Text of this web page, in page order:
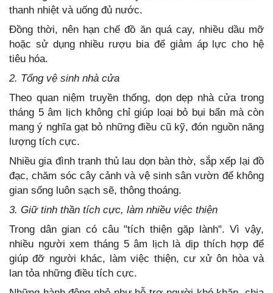
thanh nhiệt và uống đủ nước.
Đồng thời, nên hạn chế đồ ăn quá cay, nhiều dầu mỡ
hoặc sử dụng nhiều rượu bia để giảm áp lực cho hệ
tiêu hóa.
2. Tổng vệ sinh nhà cửa
Theo quan niệm truyền thống, dọn dẹp nhà cửa trong
tháng 5 âm lịch không chỉ giúp loại bỏ bụi bẩn mà còn
mang ý nghĩa gạt bỏ những điều cũ kỹ, đón nguồn năng
lượng tích cực.
Nhiều gia đình tranh thủ lau dọn bàn thờ, sắp xếp lại đồ
đạc, chăm sóc cây cảnh và vệ sinh sân vườn để không
gian sống luôn sạch sẽ, thông thoáng.
3. Giữ tinh thần tích cực, làm nhiều việc thiện
Trong dân gian có câu "tích thiện gặp lành". Vì vậy,
nhiều người xem tháng 5 âm lịch là dịp thích hợp để
giúp đỡ người khác, làm việc thiện, cư xử ôn hòa và
lan tỏa những điều tích cực.